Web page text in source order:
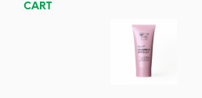
CART